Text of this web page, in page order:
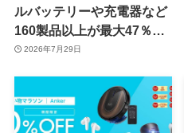
ルバッテリーや充電器など
160製品以上が最大47％オ
フに
2026年7月29日